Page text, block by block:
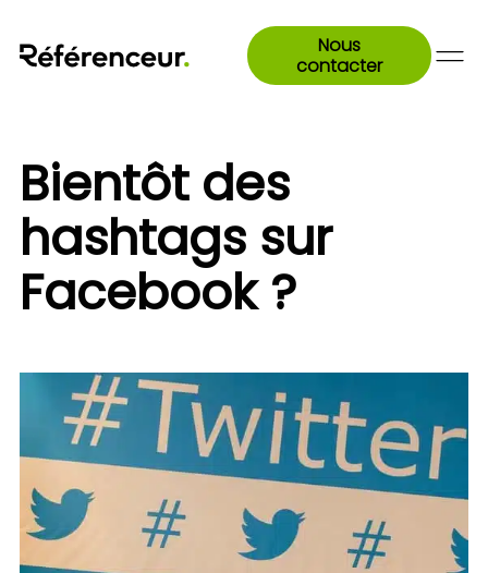
Nous
contacter
Bientôt des
hashtags sur
Facebook ?